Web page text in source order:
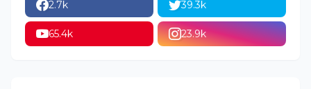
2.7k 39.3k
65.4k 23.9k